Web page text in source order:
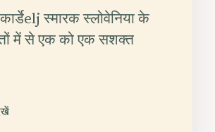
स्मारक स्लोवेनिया के
में से एक को एक सशक्त